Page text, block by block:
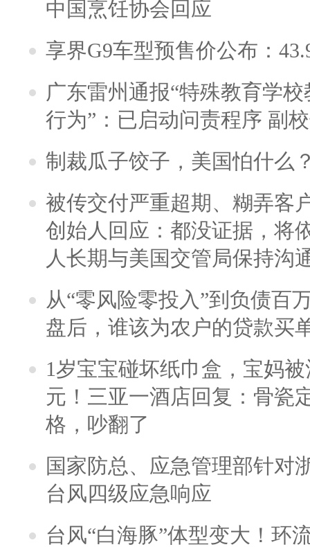
中国烹饪协会回应
享界G9车型预售价公布：
广东雷州通报“特殊教育学
行为”：已启动问责程序 副
制裁瓜子饺子，美国怕什么
被传交付严重超期、糊弄客
创始人回应：都没证据，将
人长期与美国交管局保持沟
从“零风险零投入”到负债百
盘后，谁该为农户的贷款买
1岁宝宝碰坏纸巾盒，宝妈
元！三亚一酒店回复：骨瓷
格，吵翻了
国家防总、应急管理部针对
台风四级应急响应
台风“白海豚”体型变大！环